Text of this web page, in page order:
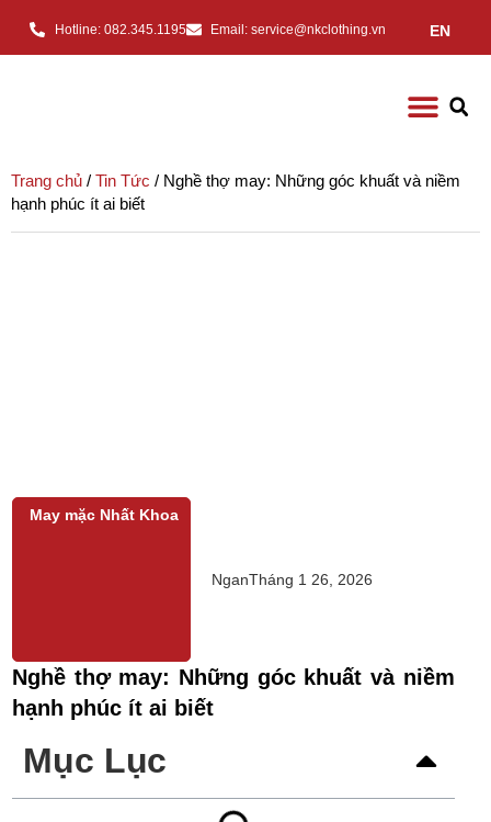
Hotline: 082.345.1195 Email: service@nkclothing.vn EN
Trang chủ / Tin Tức / Nghề thợ may: Những góc khuất và niềm
hạnh phúc ít ai biết
May mặc Nhất Khoa
NganTháng 1 26, 2026
Nghề thợ may: Những góc khuất và niềm
hạnh phúc ít ai biết
Mục Lục